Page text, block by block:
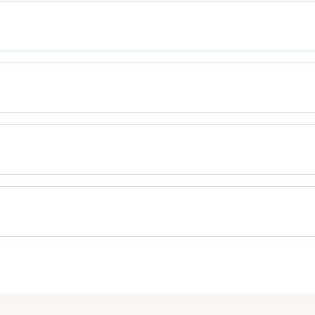
3 Steps Baked od WIBO, zaprojektowana zgodnie z myślą
formuła zapewni efekt rozświetlenia na wiele godzin,
Aluminum Silicate, Paraffinum Liquidum, Ethylhexyl
CI 77492.
Aluminum Silicate, Paraffinum Liquidum, Ethylhexyl
CI 77492, CI 77499.
CI 77492.
nie niższej niż 5°C i nie wyższej niż 25°C. Chronić